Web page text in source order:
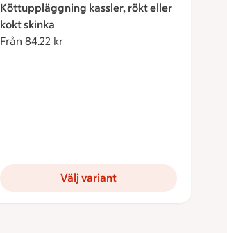
Köttuppläggning kassler, rökt eller
kokt skinka
Från 84.22 kr
Välj variant